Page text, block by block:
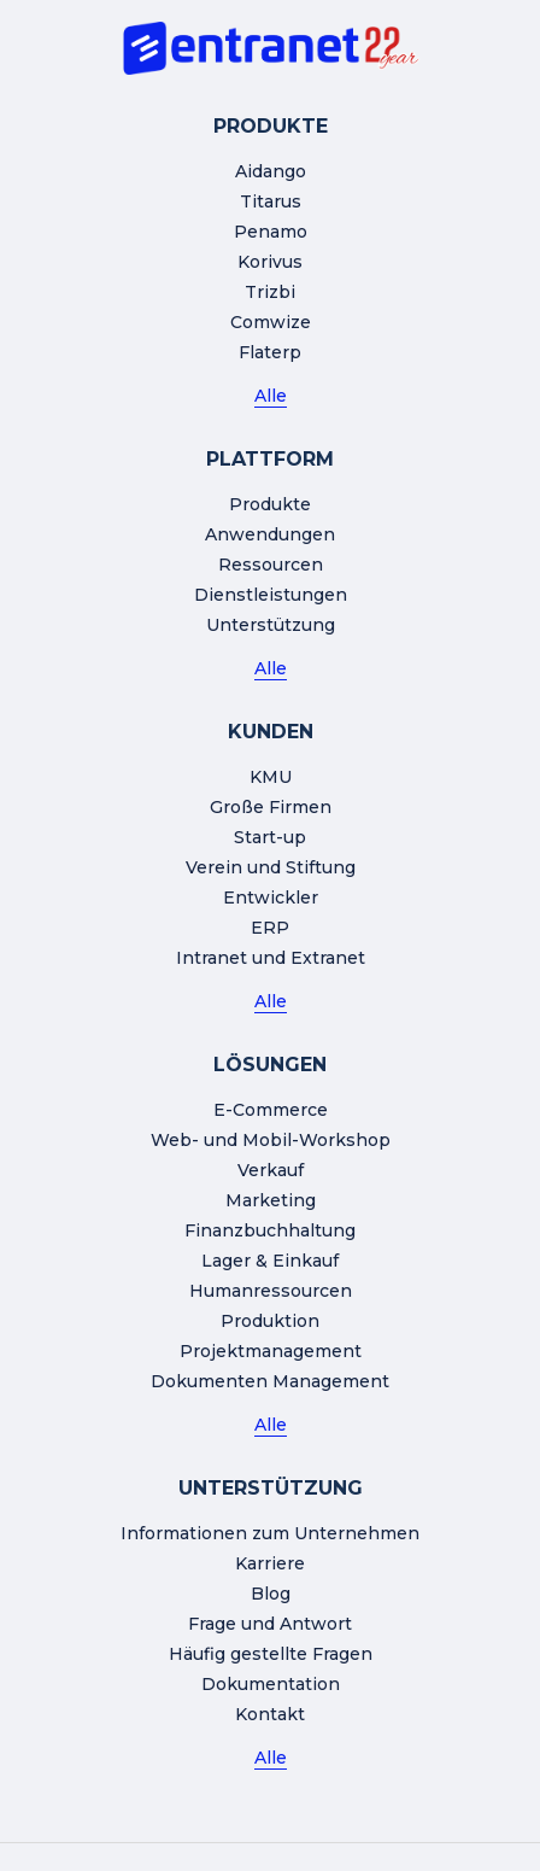
PRODUKTE
Aidango
Titarus
Penamo
Korivus
Trizbi
Comwize
Flaterp
Alle
PLATTFORM
Produkte
Anwendungen
Ressourcen
Dienstleistungen
Unterstützung
Alle
KUNDEN
KMU
Große Firmen
Start-up
Verein und Stiftung
Entwickler
ERP
Intranet und Extranet
Alle
LÖSUNGEN
E-Commerce
Web- und Mobil-Workshop
Verkauf
Marketing
Finanzbuchhaltung
Lager & Einkauf
Humanressourcen
Produktion
Projektmanagement
Dokumenten Management
Alle
UNTERSTÜTZUNG
Informationen zum Unternehmen
Karriere
Blog
Frage und Antwort
Häufig gestellte Fragen
Dokumentation
Kontakt
Alle